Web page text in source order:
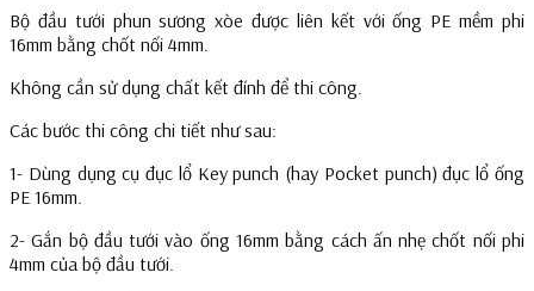
Bộ đầu tưới phun sương xòe được liên kết với ống PE mềm phi
16mm bằng chốt nối 4mm.
Không cần sử dụng chất kết đính để thi công.
Các bước thi công chi tiết như sau:
1- Dùng dụng cụ đục lổ Key punch (hay Pocket punch) đục lổ ống
PE 16mm.
2- Gắn bộ đầu tưới vào ống 16mm bằng cách ấn nhẹ chốt nối phi
4mm của bộ đầu tưới.